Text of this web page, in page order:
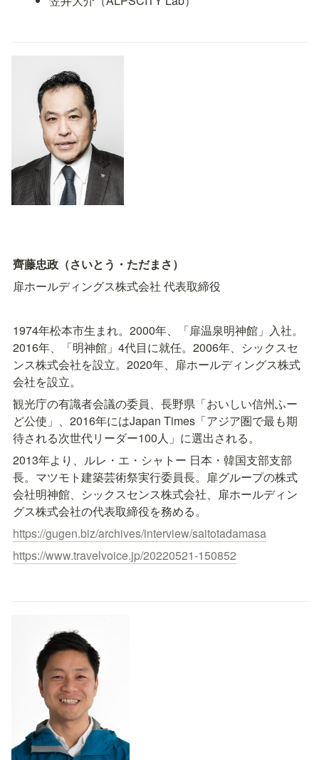
齊藤忠政（さいとう・ただまさ）
扉ホールディングス株式会社 代表取締役
1974年松本市生まれ。2000年、「扉温泉明神館」入社。
2016年、「明神館」4代目に就任。2006年、シックスセ
ンス株式会社を設立。2020年、扉ホールディングス株式
会社を設立。
観光庁の有識者会議の委員、長野県「おいしい信州ふー
ど公使」、2016年にはJapan Times「アジア圏で最も期
待される次世代リーダー100人」に選出される。
2013年より、ルレ・エ・シャトー 日本・韓国支部支部
長。マツモト建築芸術祭実行委員長。扉グループの株式
会社明神館、シックスセンス株式会社、扉ホールディン
グス株式会社の代表取締役を務める。
https://gugen.biz/archives/interview/saitotadamasa
https://www.travelvoice.jp/20220521-150852